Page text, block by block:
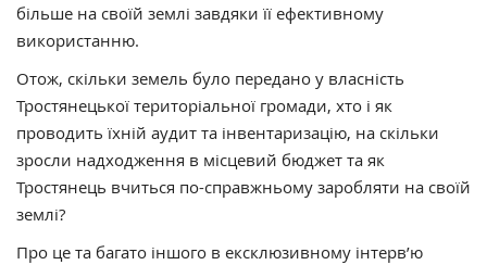
більше на своїй землі завдяки її ефективному
використанню.
Отож, скільки земель було передано у власність
Тростянецької територіальної громади, хто і як
проводить їхній аудит та інвентаризацію, на скільки
зросли надходження в місцевий бюджет та як
Тростянець вчиться по-справжньому заробляти на своїй
землі?
Про це та багато іншого в ексклюзивному інтерв’ю